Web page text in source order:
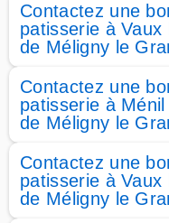
Contactez une
patisserie à
de Méligny le
Contactez une
patisserie à
de Méligny le
Contactez une
patisserie à
de Méligny le